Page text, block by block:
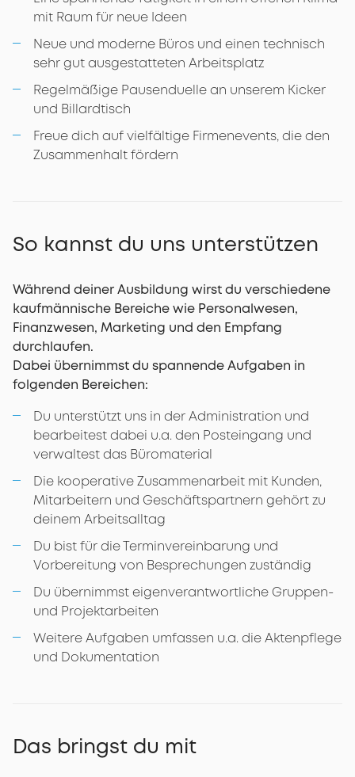
mit Raum für neue Ideen
Neue und moderne Büros und einen technisch
sehr gut ausgestatteten Arbeitsplatz
Regelmäßige Pausenduelle an unserem Kicker
und Billardtisch
Freue dich auf vielfältige Firmenevents, die den
Zusammenhalt fördern
So kannst du uns unterstützen
Während deiner Ausbildung wirst du verschiedene
kaufmännische Bereiche wie Personalwesen,
Finanzwesen, Marketing und den Empfang
durchlaufen.
Dabei übernimmst du spannende Aufgaben in
folgenden Bereichen:
Du unterstützt uns in der Administration und
bearbeitest dabei u.a. den Posteingang und
verwaltest das Büromaterial
Die kooperative Zusammenarbeit mit Kunden,
Mitarbeitern und Geschäftspartnern gehört zu
deinem Arbeitsalltag
Du bist für die Terminvereinbarung und
Vorbereitung von Besprechungen zuständig
Du übernimmst eigenverantwortliche Gruppen-
und Projektarbeiten
Weitere Aufgaben umfassen u.a. die Aktenpflege
und Dokumentation
Das bringst du mit